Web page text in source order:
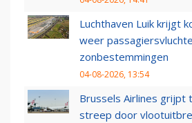
Luchthaven Luik krijgt
weer
zonbestemmingen
04-08-2026, 13:54
Brussels Airlines grijpt
streep door